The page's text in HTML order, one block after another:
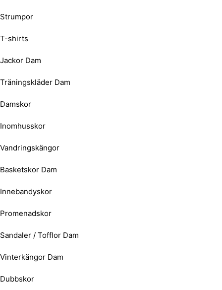
Strumpor
T-shirts
Jackor Dam
Träningskläder Dam
Damskor
Inomhusskor
Vandringskängor
Basketskor Dam
Innebandyskor
Promenadskor
Sandaler / Tofflor Dam
Vinterkängor Dam
Dubbskor